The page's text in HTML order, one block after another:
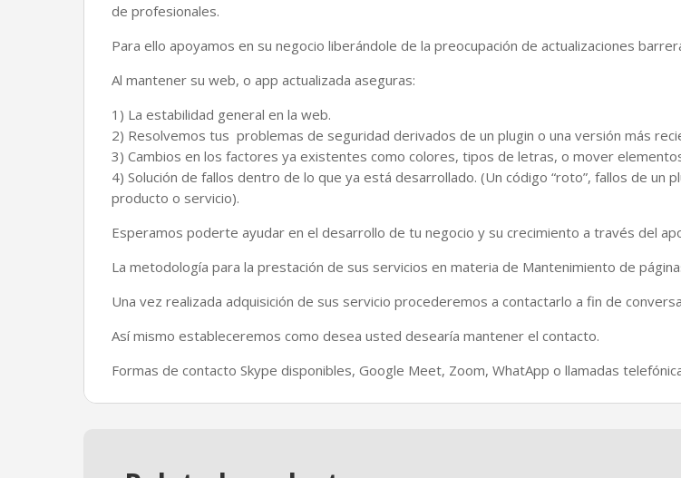
de profesionales.
Para ello apoyamos en su negocio liberándole de la preocupación de actualizaciones
Al mantener su web, o app actualizada aseguras:
1) La estabilidad general en la web.
2) Resolvemos tus problemas de seguridad derivados de un plugin o una versión más
3) Cambios en los factores ya existentes como colores, tipos de letras, o mover
4) Solución de fallos dentro de lo que ya está desarrollado. (Un código “roto”, fallos de un
producto o servicio).
Esperamos poderte ayudar en el desarrollo de tu negocio y su crecimiento a través del
La metodología para la prestación de sus servicios en materia de Mantenimiento de
Una vez realizada adquisición de sus servicio procederemos a contactarlo a fin de
Así mismo estableceremos como desea usted desearía mantener el contacto.
Formas de contacto Skype disponibles, Google Meet, Zoom, WhatApp o llamadas